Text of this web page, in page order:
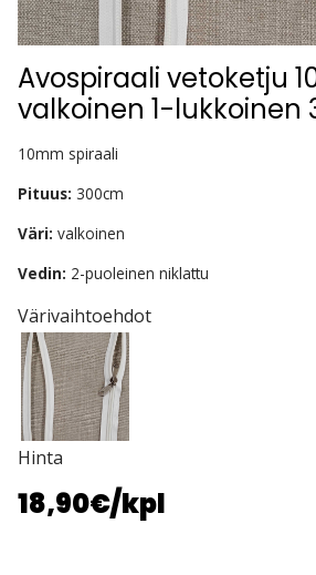
Avospiraali vetoketju
valkoinen 1-lukkoinen
10mm spiraali
Pituus: 300cm
Väri: valkoinen
Vedin: 2-puoleinen niklattu
Värivaihtoehdot
Hinta
18,90€/kpl